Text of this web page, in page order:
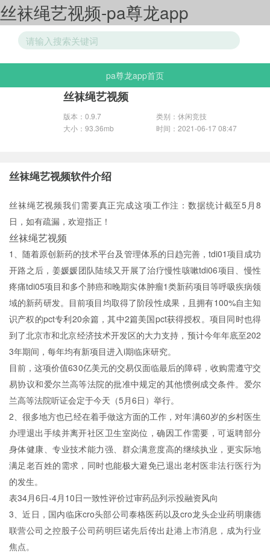
丝袜绳艺视频-pa尊龙app
游戏分类
pa尊龙app首页
丝袜绳艺视频
版本：0.9.7
类别：休闲竞技
大小：93.36mb
时间：2021-06-17 08:47
丝袜绳艺视频软件介绍
丝袜绳艺视频我们需要真正完成这项工作注：数据统计截至5月8
日，如有疏漏，欢迎指正！
丝袜绳艺视频
1、随着原创新药的技术平台及管理体系的日趋完善，tdi01项目成功
开路之后，姜媛媛团队陆续又开展了治疗慢性咳嗽tdi06项目、慢性
疼痛tdi05项目和多个肺癌和晚期实体肿瘤1类新药项目等呼吸疾病领
域的新药研发。目前项目均取得了阶段性成果，且拥有100%自主知
识产权的pct专利20余篇，其中2篇美国pct获得授权。项目同时也得
到了北京市和北京经济技术开发区的大力支持，预计今年年底至202
3年期间，每年均有新项目进入i期临床研究。
目前，这项价值630亿美元的交易仅面临最后的障碍，收购需遵守交
易协议和爱尔兰高等法院的批准中规定的其他惯例成交条件。爱尔
兰高等法院听证会定于今天（5月6日）举行。
2、很多地方也已经在着手做这方面的工作，对年满60岁的乡村医生
办理退出手续并离开社区卫生室岗位，确因工作需要，可返聘部分
身体健康、专业技术能力强、群众满意度高的继续执业，更实际地
满足老百姓的需求，同时也能极大避免已退出老村医非法行医行为
的发生。
表34月6日-4月10日一致性评价过审药品列示投融资风向
3、近日，国内临床cro头部公司泰格医药以及cro龙头企业药明康德
联营公司之控股子公司药明巨诺先后传出赴港上市消息，成为行业
焦点。